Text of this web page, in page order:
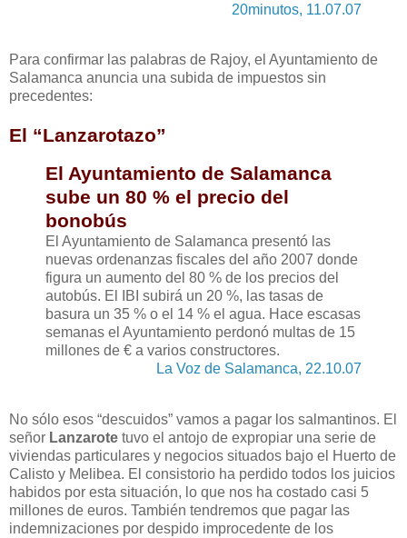
20minutos, 11.07.07
Para confirmar las palabras de Rajoy, el Ayuntamiento de
Salamanca anuncia una subida de impuestos sin
precedentes:
El “Lanzarotazo”
El Ayuntamiento de Salamanca
sube un 80 % el precio del
bonobús
El Ayuntamiento de Salamanca presentó las
nuevas ordenanzas fiscales del año 2007 donde
figura un aumento del 80 % de los precios del
autobús. El IBI subirá un 20 %, las tasas de
basura un 35 % o el 14 % el agua. Hace escasas
semanas el Ayuntamiento perdonó multas de 15
millones de € a varios constructores.
La Voz de Salamanca, 22.10.07
No sólo esos “descuidos” vamos a pagar los salmantinos. El
señor Lanzarote tuvo el antojo de expropiar una serie de
viviendas particulares y negocios situados bajo el Huerto de
Calisto y Melibea. El consistorio ha perdido todos los juicios
habidos por esta situación, lo que nos ha costado casi 5
millones de euros. También tendremos que pagar las
indemnizaciones por despido improcedente de los